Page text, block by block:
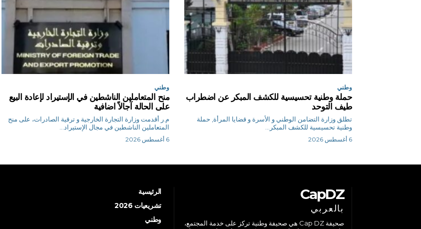
وطني
حملة وطنية تحسيسية للكشف المبكر عن اضطراب
طيف التوحد
تطلق وزارة التضامن الوطني و الأسرة و قضايا المرأة, حملة
وطنية تحسيسية للكشف المبكر...
6 أغسطس 2026
وطني
منح المتعاملين الناشطين في الإستيراد لإعادة البيع
على الحالة آجالاً اضافية
م.ر أقدمت وزارة التجارة الخارجية و ترقية الصادرات، على منح
المتعاملين الناشطين في مجال الإستيراد...
6 أغسطس 2026
CapDZ
بالعربي
صحيفة Cap DZ هي صحيفة وطنية تركز على خدمة المجتمع،
الرئيسية
تشريعيات 2026
وطني